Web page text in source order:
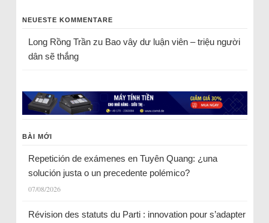
NEUESTE KOMMENTARE
Long Rồng Trầnzu Bao vây dư luận viên – triệu người
dân sẽ thắng
BÀI MỚI
Repetición de exámenes en Tuyên Quang: ¿una
solución justa o un precedente polémico?
07/08/2026
Révision des statuts du Parti : innovation pour s’adapter